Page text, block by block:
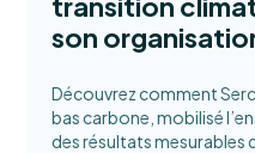
son
Découvrez comment
bas carbone, mobilisé
des résultats mesurables